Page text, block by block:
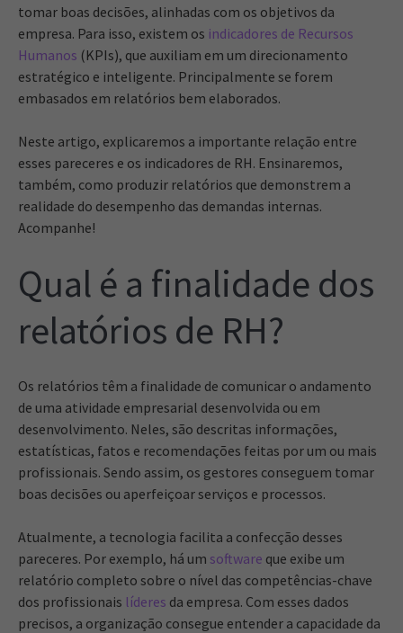
tomar boas decisões, alinhadas com os objetivos da
empresa. Para isso, existem os indicadores de Recursos
Humanos (KPIs), que auxiliam em um direcionamento
estratégico e inteligente. Principalmente se forem
embasados em relatórios bem elaborados.
Neste artigo, explicaremos a importante relação entre
esses pareceres e os indicadores de RH. Ensinaremos,
também, como produzir relatórios que demonstrem a
realidade do desempenho das demandas internas.
Acompanhe!
Qual é a finalidade dos
relatórios de RH?
Os relatórios têm a finalidade de comunicar o andamento
de uma atividade empresarial desenvolvida ou em
desenvolvimento. Neles, são descritas informações,
estatísticas, fatos e recomendações feitas por um ou mais
profissionais. Sendo assim, os gestores conseguem tomar
boas decisões ou aperfeiçoar serviços e processos.
Atualmente, a tecnologia facilita a confecção desses
pareceres. Por exemplo, há um software que exibe um
relatório completo sobre o nível das competências-chave
dos profissionais líderes da empresa. Com esses dados
precisos, a organização consegue entender a capacidade da